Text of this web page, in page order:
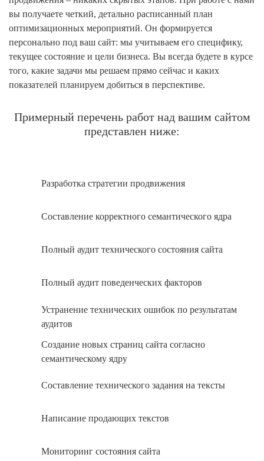
вы получаете четкий, детально расписанный план
оптимизационных мероприятий. Он формируется
персонально под ваш сайт: мы учитываем его специфику,
текущее состояние и цели бизнеса. Вы всегда будете в курсе
того, какие задачи мы решаем прямо сейчас и каких
показателей планируем добиться в перспективе.
Примерный перечень работ над вашим сайтом
представлен ниже:
Разработка стратегии продвижения
Составление корректного семантического ядра
Полный аудит технического состояния сайта
Полный аудит поведенческих факторов
Устранение технических ошибок по результатам
аудитов
Создание новых страниц сайта согласно
семантическому ядру
Составление технического задания на тексты
Написание продающих текстов
Мониторинг состояния сайта